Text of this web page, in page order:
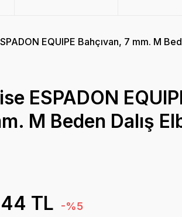
EQUIPE Bahçıvan, 7 mm. M
ESPADON
M Beden Dalış
TL -%5